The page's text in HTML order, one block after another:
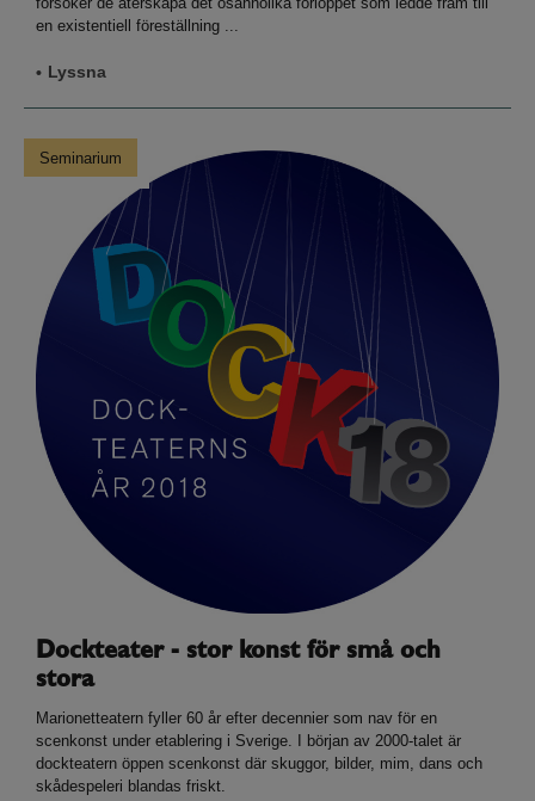
en existentiell föreställning ...
Lyssna
Dockteater - stor konst för små och
stora
Seminarium
Marionetteatern fyller 60 år efter decennier som nav för en
scenkonst under etablering i Sverige. I början av 2000-talet är
dockteatern öppen scenkonst där skuggor, bilder, mim, dans och
skådespeleri blandas friskt.